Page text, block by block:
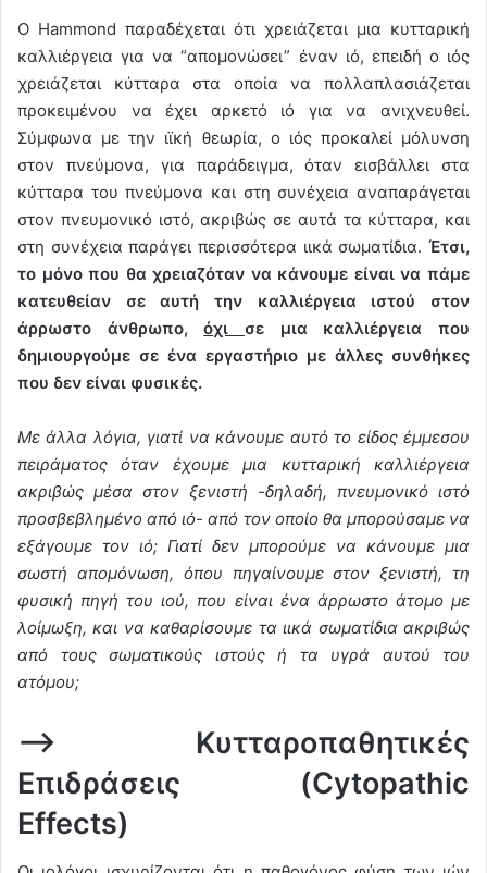
Ο Hammond παραδέχεται ότι χρειάζεται μια κυτταρική
καλλιέργεια για να “απομονώσει” έναν ιό, επειδή ο ιός
χρειάζεται κύτταρα στα οποία να πολλαπλασιάζεται
προκειμένου να έχει αρκετό ιό για να ανιχνευθεί.
Σύμφωνα με την ιϊκή θεωρία, ο ιός προκαλεί μόλυνση
στον πνεύμονα, για παράδειγμα, όταν εισβάλλει στα
κύτταρα του πνεύμονα και στη συνέχεια αναπαράγεται
στον πνευμονικό ιστό, ακριβώς σε αυτά τα κύτταρα, και
στη συνέχεια παράγει περισσότερα ιικά σωματίδια. Έτσι,
το μόνο που θα χρειαζόταν να κάνουμε είναι να πάμε
κατευθείαν σε αυτή την καλλιέργεια ιστού στον
άρρωστο άνθρωπο,όχι σε μια καλλιέργεια που
δημιουργούμε σε ένα εργαστήριο με άλλες συνθήκες
που δεν είναι φυσικές.
Με άλλα λόγια, γιατί να κάνουμε αυτό το είδος έμμεσου
πειράματος όταν έχουμε μια κυτταρική καλλιέργεια
ακριβώς μέσα στον ξενιστή -δηλαδή, πνευμονικό ιστό
προσβεβλημένο από ιό- από τον οποίο θα μπορούσαμε να
εξάγουμε τον ιό; Γιατί δεν μπορούμε να κάνουμε μια
σωστή απομόνωση, όπου πηγαίνουμε στον ξενιστή, τη
φυσική πηγή του ιού, που είναι ένα άρρωστο άτομο με
λοίμωξη, και να καθαρίσουμε τα ιικά σωματίδια ακριβώς
από τους σωματικούς ιστούς ή τα υγρά αυτού του
ατόμου;
–> Κυτταροπαθητικές
Επιδράσεις (Cytopathic
Effects)